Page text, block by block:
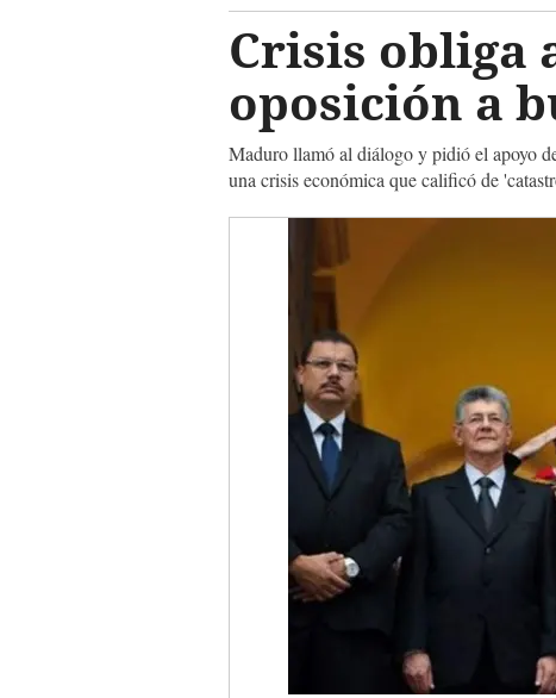
Crisis obliga
oposición a
Maduro llamó al diálogo y pidió el apoyo
una crisis económica que calificó de